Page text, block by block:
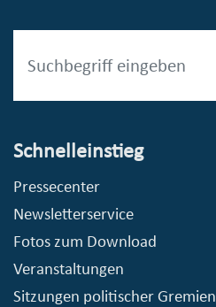
Schnelleinstieg
Pressecenter
Newsletterservice
Fotos zum Download
Veranstaltungen
Sitzungen politischer Gremien